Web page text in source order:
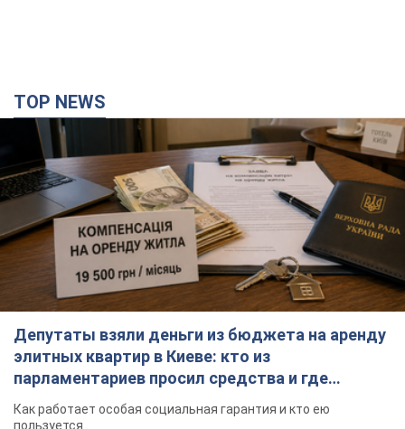
Депутаты взяли деньги из бюджета на аренду
элитных квартир в Киеве: кто из
парламентариев просил средства и где
поселился
Как работает особая социальная гарантия и кто ею
пользуется
годину тому 13,9 т.
Российская армия совершила массированную
атаку на Одессу: горела историческая часть
города, есть пострадавшие. Фото и видео
23 хвилини тому